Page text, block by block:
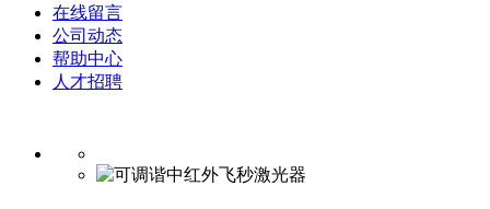
在线留言
公司动态
帮助中心
人才招聘